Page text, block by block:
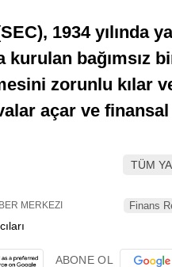
1934 yılında
kurulan bağımsız
zorunlu kılar
açar ve
TÜM
MERKEZI Finans
ABONE OL